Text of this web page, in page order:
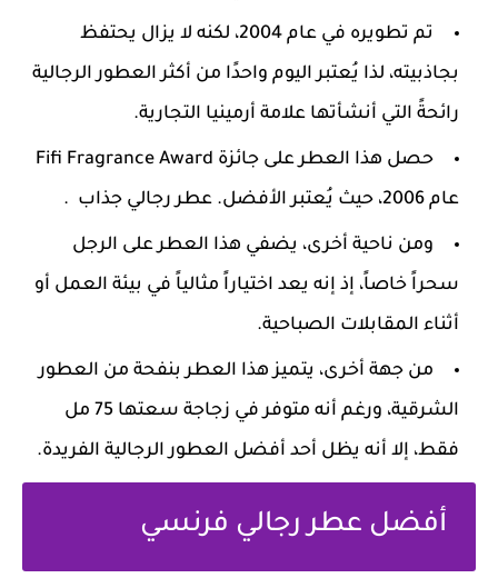
تم تطويره في عام 2004، لكنه لا يزال يحتفظ
بجاذبيته، لذا يُعتبر اليوم واحدًا من أكثر العطور الرجالية
رائحةً التي أنشأتها علامة أرمينيا التجارية.
حصل هذا العطر على جائزة Fifi Fragrance Award
عام 2006، حيث يُعتبر الأفضل. عطر رجالي جذاب .
ومن ناحية أخرى، يضفي هذا العطر على الرجل
سحراً خاصاً، إذ إنه يعد اختياراً مثالياً في بيئة العمل أو
أثناء المقابلات الصباحية.
من جهة أخرى، يتميز هذا العطر بنفحة من العطور
الشرقية، ورغم أنه متوفر في زجاجة سعتها 75 مل
فقط، إلا أنه يظل أحد أفضل العطور الرجالية الفريدة.
أفضل عطر رجالي فرنسي